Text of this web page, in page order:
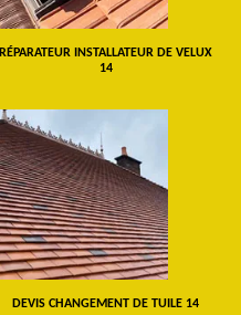
RÉPARATEUR INSTALLATEUR DE VELUX
14
DEVIS CHANGEMENT DE TUILE 14